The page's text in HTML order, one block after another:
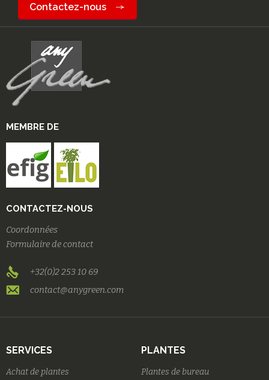
Contactez-nous
MEMBRE DE
CONTACTEZ-NOUS
Coordonnées
Formulaire de contact
+32(0)2 253 10 69
contact@anygreen.com
SERVICES
Achat de plantes
PLANTES
Plantes de bureau